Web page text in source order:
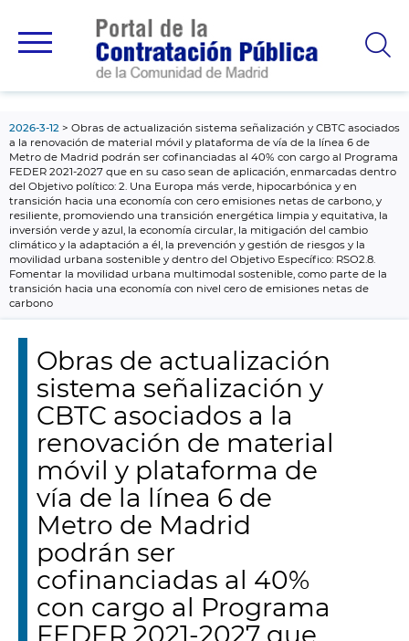
principal
2026-3-12
Obras de actualización sistema señalización y CBTC asociados
a la renovación de material móvil y plataforma de vía de la línea 6 de
Metro de Madrid podrán ser cofinanciadas al 40% con cargo al Programa
FEDER 2021-2027 que en su caso sean de aplicación, enmarcadas dentro
del Objetivo político: 2. Una Europa más verde, hipocarbónica y en
transición hacia una economía con cero emisiones netas de carbono, y
resiliente, promoviendo una transición energética limpia y equitativa, la
inversión verde y azul, la economía circular, la mitigación del cambio
climático y la adaptación a él, la prevención y gestión de riesgos y la
movilidad urbana sostenible y dentro del Objetivo Específico: RSO2.8.
Fomentar la movilidad urbana multimodal sostenible, como parte de la
transición hacia una economía con nivel cero de emisiones netas de
carbono
Obras de actualización
sistema señalización y
CBTC asociados a la
renovación de material
móvil y plataforma de
vía de la línea 6 de
Metro de Madrid
podrán ser
cofinanciadas al 40%
con cargo al Programa
FEDER 2021-2027 que